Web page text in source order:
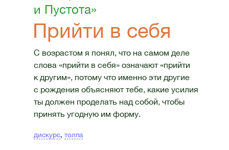
и Пустота»
Прийти в себя
С возрастом я понял, что на самом деле
слова «прийти в себя» означают «прийти
к другим», потому что именно эти другие
с рождения объясняют тебе, какие усилия
ты должен проделать над собой, чтобы
принять угодную им форму.
дискурс,толпа